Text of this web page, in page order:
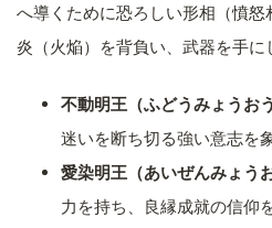
へ導くために恐ろしい形相（憤
炎（火焔）を背負い、武器を手に
不動明王（ふどうみょうお
迷いを断ち切る強い意志を
愛染明王（あいぜんみょう
力を持ち、良縁成就の信仰